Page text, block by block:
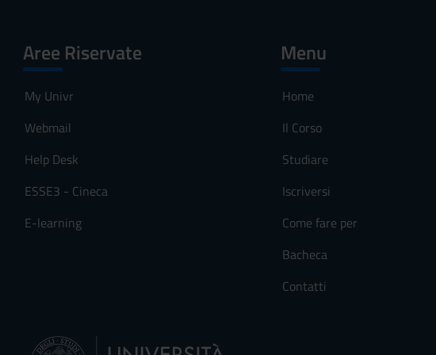
Aree Riservate
My Univr
Webmail
Help Desk
ESSE3 - Cineca
E-learning
Menu
Home
Il Corso
Studiare
Iscriversi
Come fare per
Bacheca
Contatti